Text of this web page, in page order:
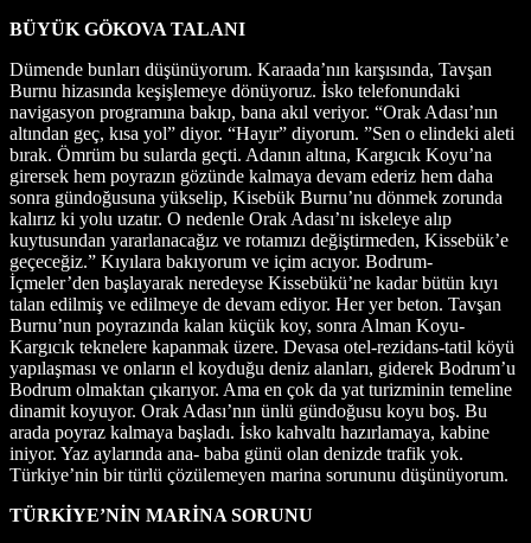
BÜYÜK GÖKOVA TALANI
Dümende bunları düşünüyorum. Karaada’nın karşısında, Tavşan
Burnu hizasında keşişlemeye dönüyoruz. İsko telefonundaki
navigasyon programına bakıp, bana akıl veriyor. “Orak Adası’nın
altından geç, kısa yol” diyor. “Hayır” diyorum. ”Sen o elindeki aleti
bırak. Ömrüm bu sularda geçti. Adanın altına, Kargıcık Koyu’na
girersek hem poyrazın gözünde kalmaya devam ederiz hem daha
sonra gündoğusuna yükselip, Kisebük Burnu’nu dönmek zorunda
kalırız ki yolu uzatır. O nedenle Orak Adası’nı iskeleye alıp
kuytusundan yararlanacağız ve rotamızı değiştirmeden, Kissebük’e
geçeceğiz.” Kıyılara bakıyorum ve içim acıyor. Bodrum-
İçmeler’den başlayarak neredeyse Kissebükü’ne kadar bütün kıyı
talan edilmiş ve edilmeye de devam ediyor. Her yer beton. Tavşan
Burnu’nun poyrazında kalan küçük koy, sonra Alman Koyu-
Kargıcık teknelere kapanmak üzere. Devasa otel-rezidans-tatil köyü
yapılaşması ve onların el koyduğu deniz alanları, giderek Bodrum’u
Bodrum olmaktan çıkarıyor. Ama en çok da yat turizminin temeline
dinamit koyuyor. Orak Adası’nın ünlü gündoğusu koyu boş. Bu
arada poyraz kalmaya başladı. İsko kahvaltı hazırlamaya, kabine
iniyor. Yaz aylarında ana- baba günü olan denizde trafik yok.
Türkiye’nin bir türlü çözülemeyen marina sorununu düşünüyorum.
TÜRKİYE’NİN MARİNA SORUNU